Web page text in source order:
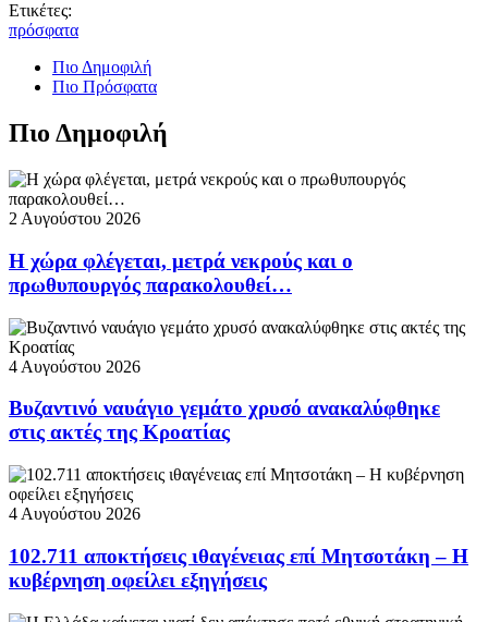
Ετικέτες:
πρόσφατα
Πιο Δημοφιλή
Πιο Πρόσφατα
Πιο Δημοφιλή
2 Αυγούστου 2026
Η χώρα φλέγεται, μετρά νεκρούς και ο
πρωθυπουργός παρακολουθεί…
4 Αυγούστου 2026
Βυζαντινό ναυάγιο γεμάτο χρυσό ανακαλύφθηκε
στις ακτές της Κροατίας
4 Αυγούστου 2026
102.711 αποκτήσεις ιθαγένειας επί Μητσοτάκη – Η
κυβέρνηση οφείλει εξηγήσεις